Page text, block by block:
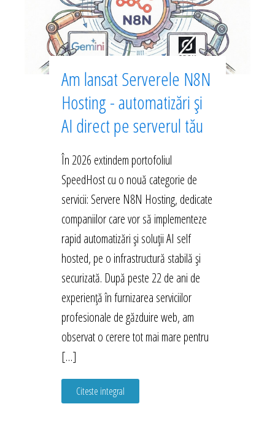
Am lansat Serverele N8N
Hosting - automatizări și
AI direct pe serverul tău
În 2026 extindem portofoliul
SpeedHost cu o nouă categorie de
servicii: Servere N8N Hosting, dedicate
companiilor care vor să implementeze
rapid automatizări și soluții AI self
hosted, pe o infrastructură stabilă și
securizată. După peste 22 de ani de
experiență în furnizarea serviciilor
profesionale de găzduire web, am
observat o cerere tot mai mare pentru
[…]
Citeste integral